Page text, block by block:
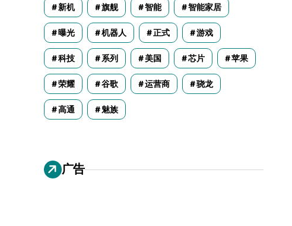
新机 旗舰 智能 智能家居
曝光 机器人 正式 游戏
科技 系列 美国 芯片 苹果
荣耀 谷歌 运营商 骁龙
高通 魅族
广告